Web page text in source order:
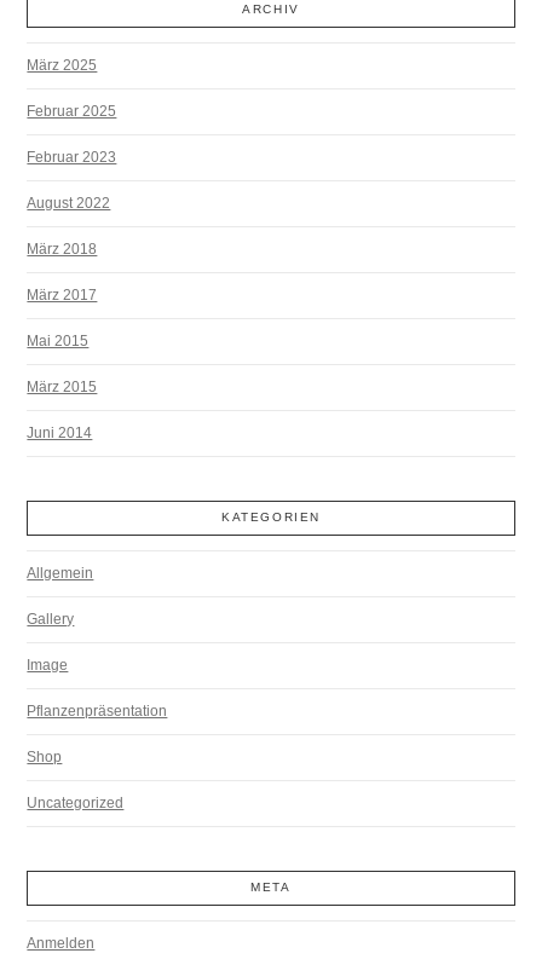
ARCHIV
März 2025
Februar 2025
Februar 2023
August 2022
März 2018
März 2017
Mai 2015
März 2015
Juni 2014
KATEGORIEN
Allgemein
Gallery
Image
Pflanzenpräsentation
Shop
Uncategorized
META
Anmelden